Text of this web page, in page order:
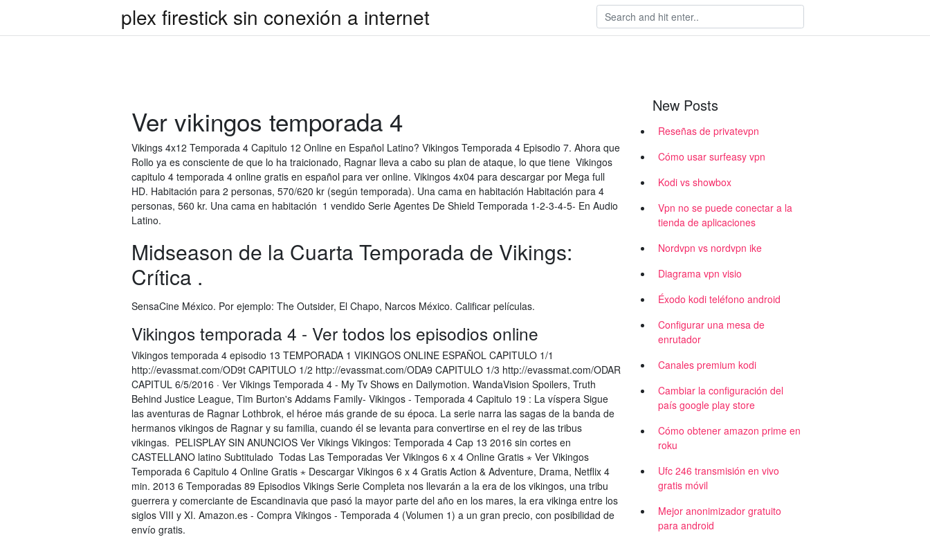
plex firestick sin conexión a internet
Ver vikingos temporada 4
Vikings 4x12 Temporada 4 Capitulo 12 Online en Español Latino? Vikingos Temporada 4 Episodio 7. Ahora que
Rollo ya es consciente de que lo ha traicionado, Ragnar lleva a cabo su plan de ataque, lo que tiene Vikingos
capitulo 4 temporada 4 online gratis en español para ver online. Vikingos 4x04 para descargar por Mega full
HD. Habitación para 2 personas, 570/620 kr (según temporada). Una cama en habitación Habitación para 4
personas, 560 kr. Una cama en habitación 1 vendido Serie Agentes De Shield Temporada 1-2-3-4-5- En Audio
Latino.
Midseason de la Cuarta Temporada de Vikings:
Crítica .
SensaCine México. Por ejemplo: The Outsider, El Chapo, Narcos México. Calificar películas.
Vikingos temporada 4 - Ver todos los episodios online
Vikingos temporada 4 episodio 13 TEMPORADA 1 VIKINGOS ONLINE ESPAÑOL CAPITULO 1/1
http://evassmat.com/OD9t CAPITULO 1/2 http://evassmat.com/ODA9 CAPITULO 1/3 http://evassmat.com/ODAR
CAPITUL 6/5/2016 · Ver Vikings Temporada 4 - My Tv Shows en Dailymotion. WandaVision Spoilers, Truth
Behind Justice League, Tim Burton's Addams Family- Vikingos - Temporada 4 Capitulo 19 : La víspera Sigue
las aventuras de Ragnar Lothbrok, el héroe más grande de su época. La serie narra las sagas de la banda de
hermanos vikingos de Ragnar y su familia, cuando él se levanta para convertirse en el rey de las tribus
vikingas. ️ PELISPLAY SIN ANUNCIOS Ver Vikings Vikingos: Temporada 4 Cap 13 2016 sin cortes en
CASTELLANO latino Subtitulado ️ Todas Las Temporadas Ver Vikingos 6 x 4 Online Gratis ⋆ Ver Vikingos
Temporada 6 Capitulo 4 Online Gratis ⋆ Descargar Vikingos 6 x 4 Gratis Action & Adventure, Drama, Netflix 4
min. 2013 6 Temporadas 89 Episodios Vikings Serie Completa nos llevarán a la era de los vikingos, una tribu
guerrera y comerciante de Escandinavia que pasó la mayor parte del año en los mares, la era vikinga entre los
siglos VIII y XI. Amazon.es - Compra Vikingos - Temporada 4 (Volumen 1) a un gran precio, con posibilidad de
envío gratis.
New Posts
Reseñas de privatevpn
Cómo usar surfeasy vpn
Kodi vs showbox
Vpn no se puede conectar a la
tienda de aplicaciones
Nordvpn vs nordvpn ike
Diagrama vpn visio
Éxodo kodi teléfono android
Configurar una mesa de
enrutador
Canales premium kodi
Cambiar la configuración del
país google play store
Cómo obtener amazon prime en
roku
Ufc 246 transmisión en vivo
gratis móvil
Mejor anonimizador gratuito
para android